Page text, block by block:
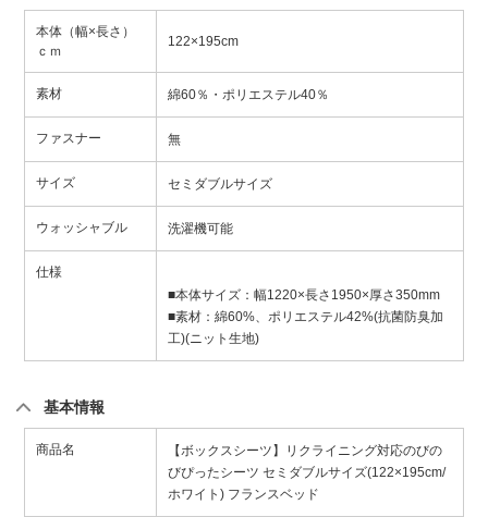
本体（幅×長さ）
ｃｍ
122×195cm
素材 綿60％・ポリエステル40％
ファスナー 無
サイズ セミダブルサイズ
ウォッシャブル 洗濯機可能
仕様
■本体サイズ：幅1220×長さ1950×厚さ350mm
■素材：綿60%、ポリエステル42%(抗菌防臭加
工)(ニット生地)
基本情報
商品名
【ボックスシーツ】リクライニング対応のびの
びぴったシーツ セミダブルサイズ(122×195cm/
ホワイト) フランスベッド